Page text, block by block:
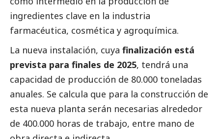
ingredientes clave en la industria
farmacéutica, cosmética y agroquímica.
La nueva instalación, cuya finalización está
prevista para finales de 2025, tendrá una
capacidad de producción de 80.000 toneladas
anuales. Se calcula que para la construcción de
esta nueva planta serán necesarias alrededor
de 400.000 horas de trabajo, entre mano de